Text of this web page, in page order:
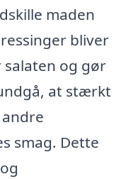
maden
bliver
og gør
at stærkt
smag. Dette